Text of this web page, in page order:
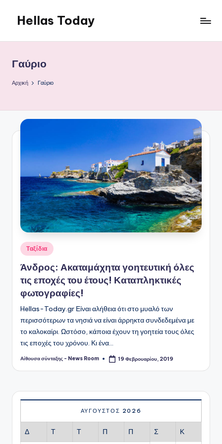
Μετάβαση
περιεχόμενο
Hellas Today
Γαύριο
Αρχική Γαύριο
Αναρτήθηκε
σε
Ταξίδια
Άνδρος: Ακαταμάχητα γοητευτική όλες
τις εποχές του έτους! Καταπληκτικές
φωτογραφίες!
Hellas-Today.gr Είναι αλήθεια ότι στο μυαλό των
περισσότερων τα νησιά να είναι άρρηκτα συνδεδεμένα με
το καλοκαίρι. Ωστόσο, κάποια έχουν τη γοητεία τους όλες
τις εποχές του χρόνου. Κι ένα…
Συγγραφέας:
Αίθουσα σύνταξης - News Room 19 Φεβρουαρίου, 2019
ΑΎΓΟΥΣΤΟΣ 2026
Δ Τ Τ Π Π Σ Κ